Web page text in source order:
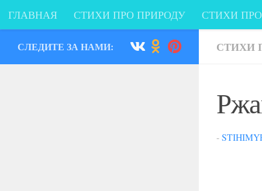
Перейти к содержимому
ГЛАВНАЯ СТИХИ ПРО ПРИРОДУ СТИХИ
СТИХИ О ПРАЗДНИКАХ СТИХИ ПРО СТИХИ
-
СЛЕДИТЕ ЗА НАМИ: